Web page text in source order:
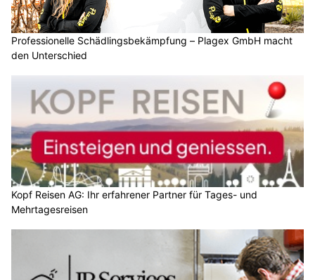
Professionelle Schädlingsbekämpfung – Plagex GmbH macht
den Unterschied
Kopf Reisen AG: Ihr erfahrener Partner für Tages- und
Mehrtagesreisen